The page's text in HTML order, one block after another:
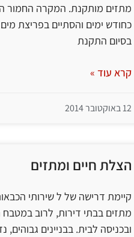
מתזים מותקנת. המקרה החמור
כחודש ימים והסתיים בפריצת
בסיום התקנת
קרא עוד »
12 באוקטובר 2014
הצלת חיים ומתזים
קיימת דרישה של ל שירותי
מתזים בבתי דירות, לרוב במטבח
ובכניסה לבית. בבניינים גבוהים,